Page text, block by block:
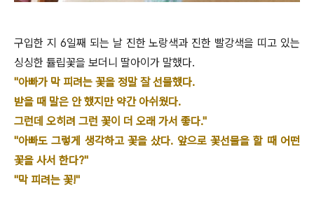
구입한 지 6일째 되는 날 진한 노랑색과 진한 빨강색을 띠고 있는
싱싱한 튤립꽃을 보더니 딸아이가 말했다.
"아빠가 막 피려는 꽃을 정말 잘 선물했다.
받을 때 말은 안 했지만 약간 아쉬웠다.
그런데 오히려 그런 꽃이 더 오래 가서 좋다."
"아빠도 그렇게 생각하고 꽃을 샀다. 앞으로 꽃선물을 할 때 어떤
꽃을 사서 한다?"
"막 피려는 꽃!"